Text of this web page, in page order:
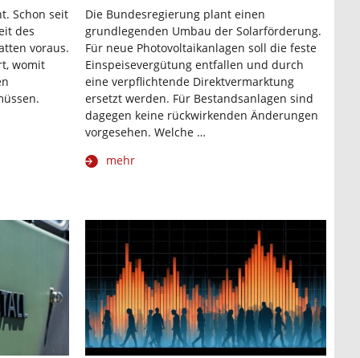
Schon seit
des
voraus.
womit
Die Bundesregierung plant einen
grundlegenden Umbau der Solarförderung.
Für neue Photovoltaikanlagen soll die feste
Einspeisevergütung entfallen und durch
eine verpflichtende Direktvermarktung
ersetzt werden. Für Bestandsanlagen sind
dagegen keine rückwirkenden Änderungen
vorgesehen. Welche …
mehr